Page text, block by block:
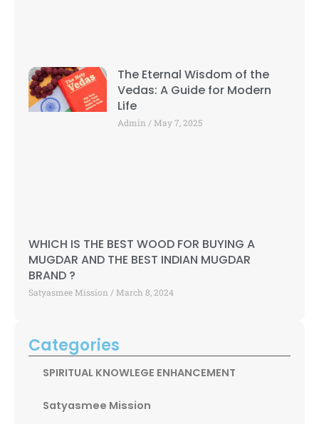
The Eternal Wisdom of the
Vedas: A Guide for Modern
Life
Admin May 7, 2025
WHICH IS THE BEST WOOD FOR BUYING A
MUGDAR AND THE BEST INDIAN MUGDAR
BRAND ?
Satyasmee Mission March 8, 2024
Categories
SPIRITUAL KNOWLEGE ENHANCEMENT
Satyasmee Mission